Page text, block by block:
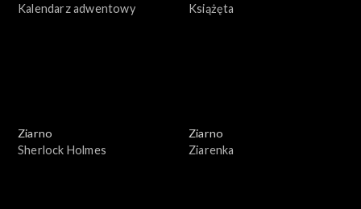
Kalendarz adwentowy
Książęta
Ziarno
Sherlock Holmes
Ziarno
Ziarenka